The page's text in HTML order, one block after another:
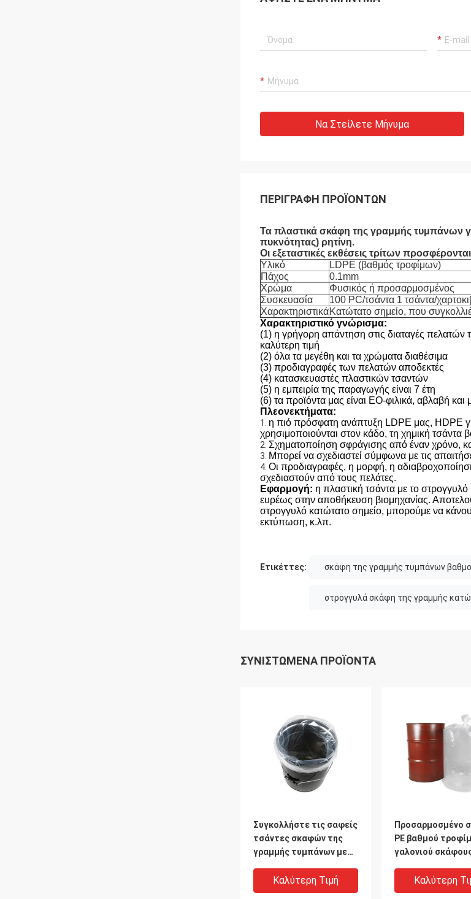
Να Στείλετε Μήνυμα
ΠΕΡΙΓΡΑΦΉ ΠΡΟΪΌΝΤΩΝ
Τα πλαστικά σκάφη της γραμμής τυμπάνων
πυκνότητας) ρητίνη.
Οι εξεταστικές εκθέσεις τρίτων
Υλικό
LDPE (βαθμός τροφίμων)
Πάχος
0.1mm
Χρώμα
Φυσικός ή προσαρμοσμένος
Συσκευασία
100 PC/τσάντα 1 τσάντα/
ΧαρακτηριστικάΚατώτατο σημείο, που
Χαρακτηριστικό γνώρισμα:
(1) η γρήγορη απάντηση στις διαταγές πελατών
καλύτερη τιμή
(2) όλα τα μεγέθη και τα χρώματα διαθέσιμα
(3) προδιαγραφές των πελατών αποδεκτές
(4) κατασκευαστές πλαστικών τσαντών
(5) η εμπειρία της παραγωγής είναι 7 έτη
(6) τα προϊόντα μας είναι EO-φιλικά, αβλαβή και
Πλεονεκτήματα:
1. η πιό πρόσφατη ανάπτυξη LDPE μας, HDPE
χρησιμοποιούνται στον κάδο, τη χημική
2. Σχηματοποίηση σφράγισης από έναν χρόνο,
3. Μπορεί να σχεδιαστεί σύμφωνα με τις
4. Οι προδιαγραφές, η μορφή, η
σχεδιαστούν από τους πελάτες.
Εφαρμογή: η πλαστική τσάντα με το στρογγυλό
ευρέως στην αποθήκευση βιομηχανίας.
στρογγυλό κατώτατο σημείο, μπορούμε να
εκτύπωση, κ.λπ.
Ετικέττες: σκάφη της γραμμής τυμπάνων
στρογγυλά σκάφη της γραμμής
ΣΥΝΙΣΤΏΜΕΝΑ ΠΡΟΪΌΝΤΑ
Συγκολλήστε τις σαφείς
τσάντες σκαφών της
γραμμής τυμπάνων με
γαλόνι μπορούν
μεγαλύτερη
Καλύτερη Τιμή
Προσαρμοσμένο
PE βαθμού
γαλονιού
απορριμμάτων
διαρροή και
Καλύτερη